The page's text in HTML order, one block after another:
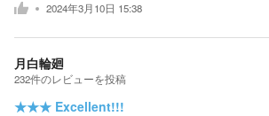
2024年3月10日 15:38
月白輪廻
232件のレビューを投稿
★★★ Excellent!!!